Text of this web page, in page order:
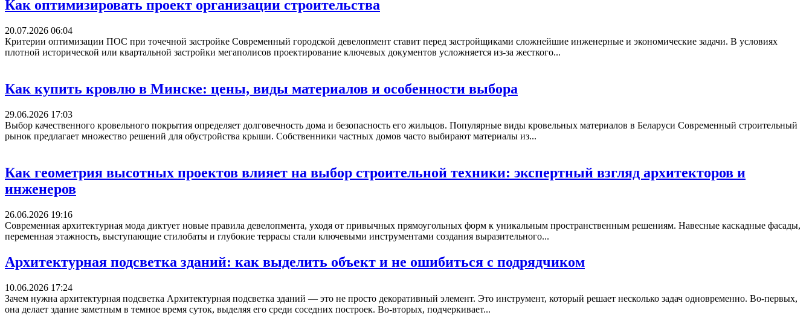
Как оптимизировать проект организации строительства
20.07.2026 06:04
Критерии оптимизации ПОС при точечной застройке Современный городской девелопмент ставит перед застройщиками сложнейшие инженерные и экономические задачи. В условиях
плотной исторической или квартальной застройки мегаполисов проектирование ключевых документов усложняется из-за жесткого...
Как купить кровлю в Минске: цены, виды материалов и особенности выбора
29.06.2026 17:03
Выбор качественного кровельного покрытия определяет долговечность дома и безопасность его жильцов. Популярные виды кровельных материалов в Беларуси Современный строительный
рынок предлагает множество решений для обустройства крыши. Собственники частных домов часто выбирают материалы из...
Как геометрия высотных проектов влияет на выбор строительной техники: экспертный взгляд архитекторов и
инженеров
26.06.2026 19:16
Современная архитектурная мода диктует новые правила девелопмента, уходя от привычных прямоугольных форм к уникальным пространственным решениям. Навесные каскадные фасады,
переменная этажность, выступающие стилобаты и глубокие террасы стали ключевыми инструментами создания выразительного...
Архитектурная подсветка зданий: как выделить объект и не ошибиться с подрядчиком
10.06.2026 17:24
Зачем нужна архитектурная подсветка Архитектурная подсветка зданий — это не просто декоративный элемент. Это инструмент, который решает несколько задач одновременно. Во-первых,
она делает здание заметным в темное время суток, выделяя его среди соседних построек. Во-вторых, подчеркивает...